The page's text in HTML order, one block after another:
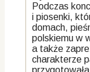
Podczas
i piosenki,
domach,
polskiemu w
a także
charakterze